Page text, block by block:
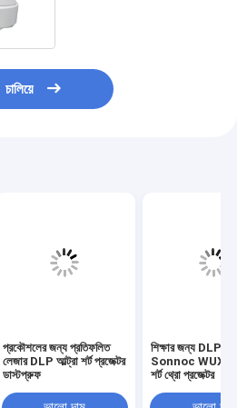
চালিয়ে
প্রকৌশলের জন্য প্রতিফলিত
লেজার DLP আল্ট্রা শর্ট প্রজেক্টর
ডাস্টপ্রুফ
শিক্ষার জন্য DLP
Sonnoc WUXGA
শর্ট থ্রো প্রজেক্টর